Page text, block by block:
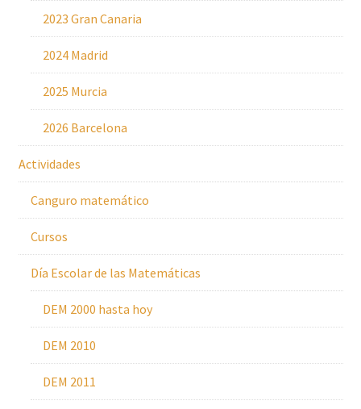
2023 Gran Canaria
2024 Madrid
2025 Murcia
2026 Barcelona
Actividades
Canguro matemático
Cursos
Día Escolar de las Matemáticas
DEM 2000 hasta hoy
DEM 2010
DEM 2011